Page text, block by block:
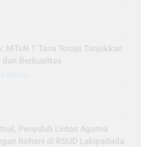
MTsN 1 Tana Toraja Tunjukkan
dan Berkualitas
Penyuluh Lintas Agama
Rohani di RSUD Lakipadada